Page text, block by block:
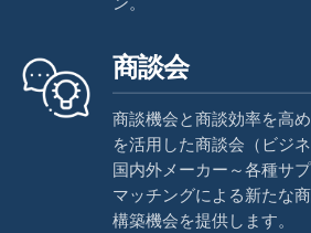
商談会
商談機会と商談効率を高
を活用した商談会（ビジ
国内外メーカー～各種サ
マッチングによる新たな
構築機会を提供します。